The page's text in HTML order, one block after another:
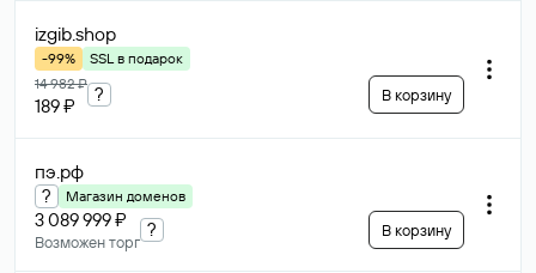
izgib.shop
-99%
SSL в подарок
14 982 ₽
189 ₽
? В корзину
пэ.рф
? Магазин доменов
3 089 999 ₽
Возможен торг
? В корзину